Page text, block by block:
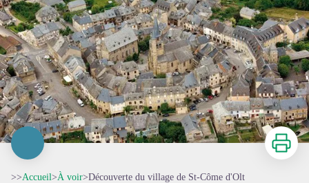
Imprimer
>>Accueil>À voir>Découverte du village de St-Côme d'Olt